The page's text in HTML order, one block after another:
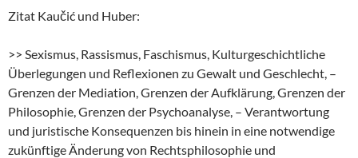
Zitat Kaučić und Huber:
>> Sexismus, Rassismus, Faschismus, Kulturgeschichtliche
Überlegungen und Reflexionen zu Gewalt und Geschlecht, –
Grenzen der Mediation, Grenzen der Aufklärung, Grenzen der
Philosophie, Grenzen der Psychoanalyse, – Verantwortung
und juristische Konsequenzen bis hinein in eine notwendige
zukünftige Änderung von Rechtsphilosophie und